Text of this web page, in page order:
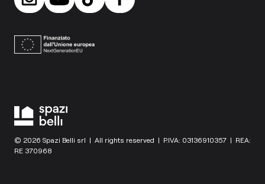
© 2026 Spazi Belli srl | All rights reserved | P.IVA: 03136910357 | REA:
RE 370968